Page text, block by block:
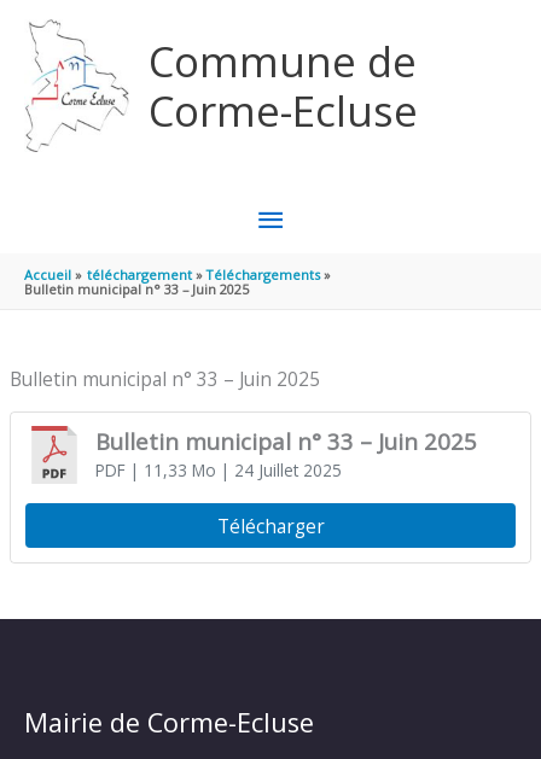
Commune de
Corme-Ecluse
MENU
PRINCIPAL
Accueil téléchargement
Téléchargements
Bulletin municipal n° 33 – Juin 2025
Bulletin municipal n° 33 – Juin 2025
Bulletin municipal n° 33 – Juin 2025
PDF| 11,33 Mo | 24 Juillet 2025
Télécharger
Mairie de Corme-Ecluse